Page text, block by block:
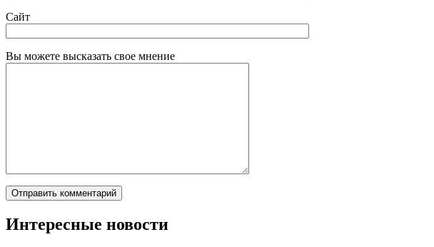
Сайт
Вы можете высказать свое мнение
Интересные новости